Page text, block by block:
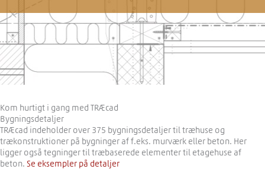
Kom hurtigt i gang med TRÆcad
Bygningsdetaljer
TRÆcad indeholder over 375 bygningsdetaljer til træhuse og
trækonstruktioner på bygninger af f.eks. murværk eller beton. Her
ligger også tegninger til træbaserede elementer til etagehuse af
beton. Se eksempler på detaljer